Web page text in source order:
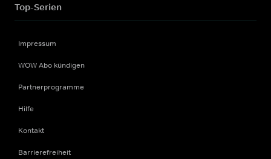
Top-Serien
Impressum
WOW Abo kündigen
Partnerprogramme
Hilfe
Kontakt
Barrierefreiheit